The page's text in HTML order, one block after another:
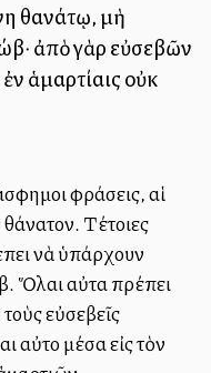
θανάτῳ, μὴ
ἀπὸ γὰρ εὐσεβῶν
ἁμαρτίαις οὐκ
φράσεις, αἱ
Τέτοιες
νὰ ὑπάρχουν
Ὅλαι αὐταὶ πρέπει
εὐσεβεῖς
μέσα εἰς τὸν